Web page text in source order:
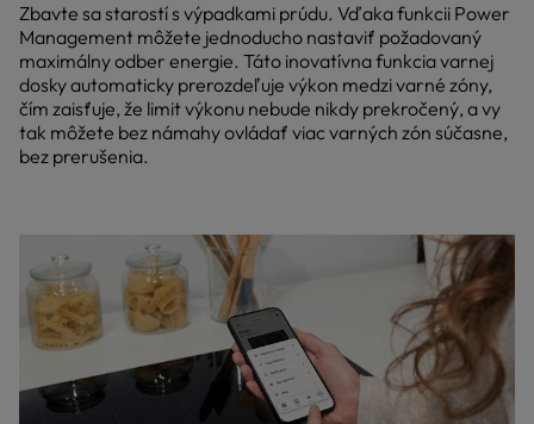
Zbavte sa starostí s výpadkami prúdu. Vďaka funkcii Power
Management môžete jednoducho nastaviť požadovaný
maximálny odber energie. Táto inovatívna funkcia varnej
dosky automaticky prerozdeľuje výkon medzi varné zóny,
čím zaisťuje, že limit výkonu nebude nikdy prekročený, a vy
tak môžete bez námahy ovládať viac varných zón súčasne,
bez prerušenia.